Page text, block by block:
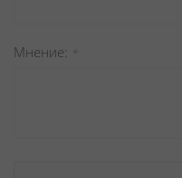
Мнение